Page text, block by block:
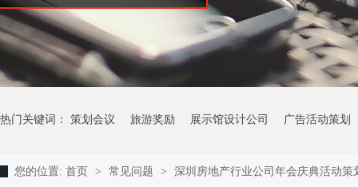
热门关键词： 策划会议 旅游奖励 展示馆设计公司 广告活动策划
您的位置: 首页 > 常见问题 > 深圳房地产行业公司年会庆典活动策